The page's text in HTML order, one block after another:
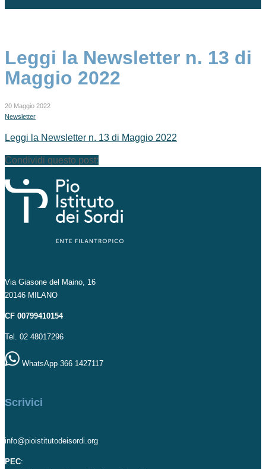
Leggi la Newsletter n. 13 di
Maggio 2022
20 Maggio 2022
Newsletter
Leggi la Newsletter n. 13 di Maggio 2022
Condividi questo post:
Via Giasone del Maino, 16
20146 MILANO
CF 00799410154
Tel. 02 48017296
WhatsApp 366 1427117
Scrivici
info@pioistitutodeisordi.org
PEC: